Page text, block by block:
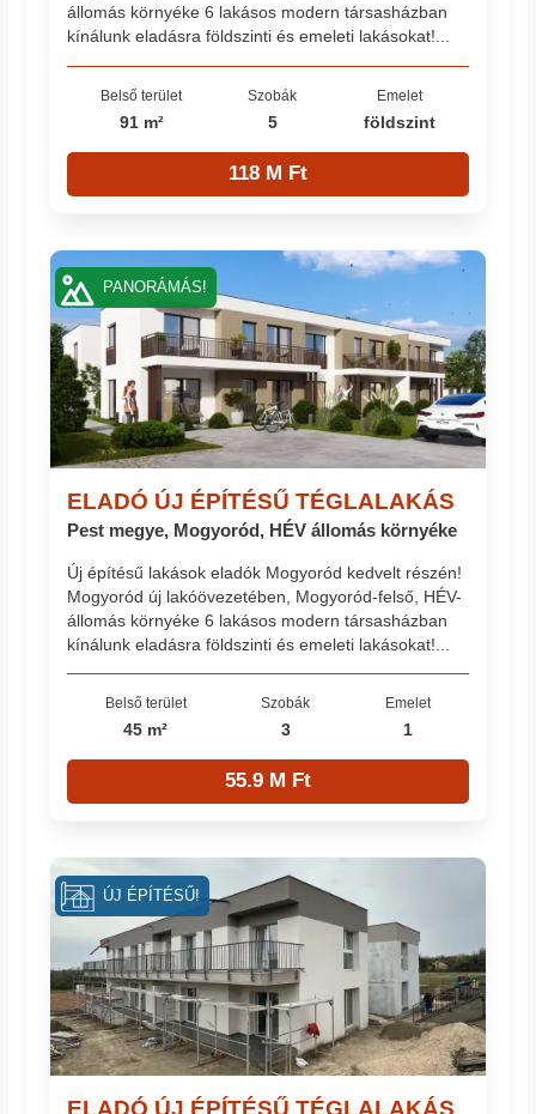
állomás környéke 6 lakásos modern társasházban
kínálunk eladásra földszinti és emeleti lakásokat!...
Belső terület
91 m²
Szobák
5
Emelet
földszint
118 M Ft
ELADÓ ÚJ ÉPÍTÉSŰ TÉGLALAKÁS
Pest megye, Mogyoród, HÉV állomás környéke
Új építésű lakások eladók Mogyoród kedvelt részén!
Mogyoród új lakóövezetében, Mogyoród-felső, HÉV-
állomás környéke 6 lakásos modern társasházban
kínálunk eladásra földszinti és emeleti lakásokat!...
Belső terület
45 m²
Szobák
3
Emelet
1
55.9 M Ft
PANORÁMÁS!
ELADÓ ÚJ ÉPÍTÉSŰ TÉGLALAKÁS
ÚJ ÉPÍTÉSŰ!